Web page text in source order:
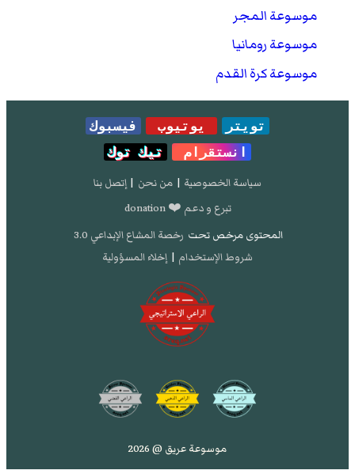
موسوعة المجر
موسوعة رومانيا
موسوعة كرة القدم
تويتر يوتيوب
فيسبوك
انستقرام
تيك توك
سياسة الخصوصية | من نحن | إتصل بنا
تبرع و دعم ❤️ donation
المحتوى مرخص تحت رخصة المشاع الإبداعي 3.0
شروط الإستخدام | إخلاء المسؤولية
موسوعة عريق @ 2026